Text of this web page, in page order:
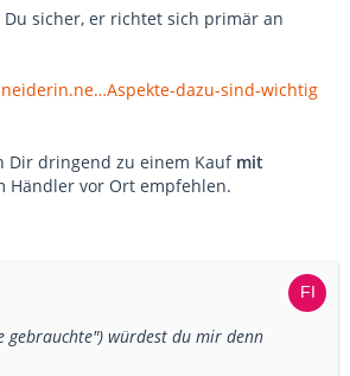
Du sicher, er richtet sich primär an
dazu-sind-wichtig
Dir dringend zu einem Kauf mit
Händler vor Ort empfehlen.
gebrauchte") würdest du mir denn